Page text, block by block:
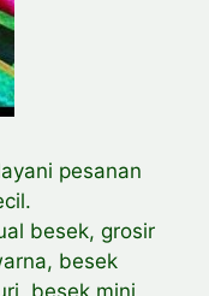
pesanan
besek, grosir
besek
besek mini,